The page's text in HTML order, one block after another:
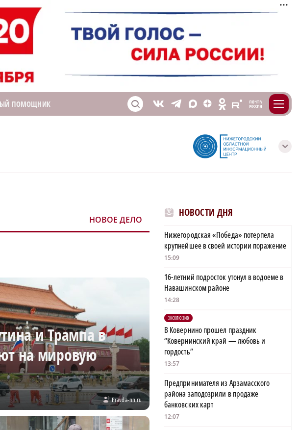
ПОМОЩНИК S V T X Z O E m
с
НОВОЕ ДЕЛО
и Трампа в
на мировую
Pravda-nn.ru
НОВОСТИ ДНЯ
Нижегородская «Победа» потерпела
крупнейшее в своей истории поражение
15:09
16-летний подросток утонул в водоеме в
Навашинском районе
14:28
ЭКСКЛЮЗИВ
В Ковернино прошел праздник
“Ковернинский край — любовь и
гордость”
13:57
Предпринимателя из Арзамасского
района заподозрили в продаже
банковских карт
12:07